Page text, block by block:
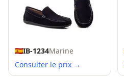
IB-1234Marine
Consulter le prix →